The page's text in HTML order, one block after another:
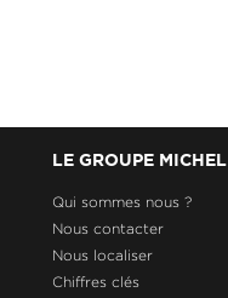
LE GROUPE MICHEL
Qui sommes nous ?
Nous contacter
Nous localiser
Chiffres clés